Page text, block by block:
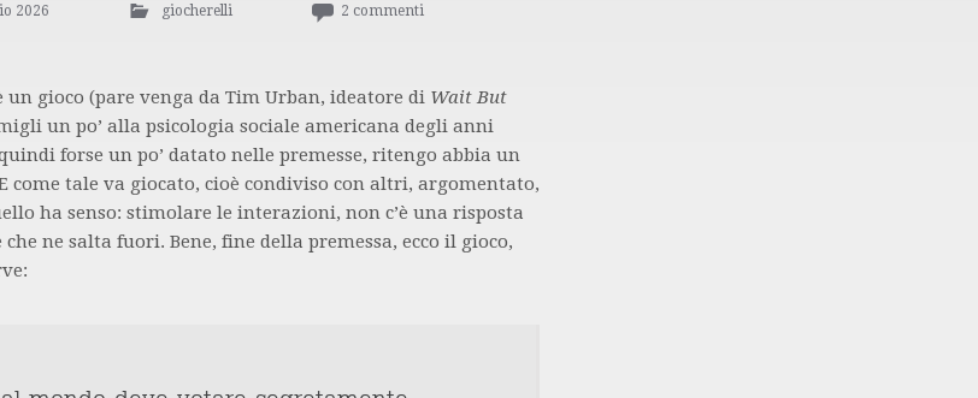
2026 giocherelli 2 commenti
gioco (pare venga da Tim Urban, ideatore di Wait But
un po’ alla psicologia sociale americana degli anni
forse un po’ datato nelle premesse, ritengo abbia un
come tale va giocato, cioè condiviso con altri, argomentato,
ha senso: stimolare le interazioni, non c’è una risposta
ne salta fuori. Bene, fine della premessa, ecco il gioco,